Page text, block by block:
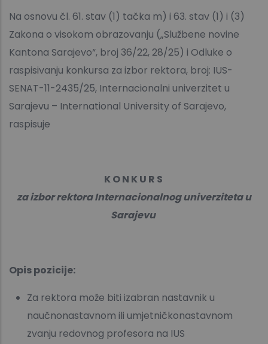
Na osnovu čl. 61. stav (1) tačka m) i 63. stav (1) i (3)
Zakona o visokom obrazovanju („Službene novine
Kantona Sarajevo“, broj 36/22, 28/25) i Odluke o
raspisivanju konkursa za izbor rektora, broj: IUS-
SENAT-11-2435/25, Internacionalni univerzitet u
Sarajevu – International University of Sarajevo,
raspisuje
K O N K U R S
za izbor rektora Internacionalnog univerziteta u
Sarajevu
Opis pozicije:
Za rektora može biti izabran nastavnik u
naučnonastavnom ili umjetničkonastavnom
zvanju redovnog profesora na IUS